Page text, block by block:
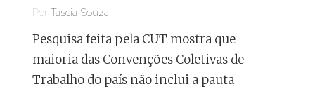
Por Táscia Souza
Pesquisa feita pela CUT mostra que
maioria das Convenções Coletivas de
Trabalho do país não inclui a pauta